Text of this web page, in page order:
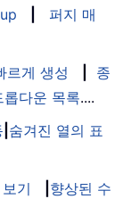
퍼지 매
르게 생성
종
다운 목록....
숨겨진 열의 표
기
향상된 수